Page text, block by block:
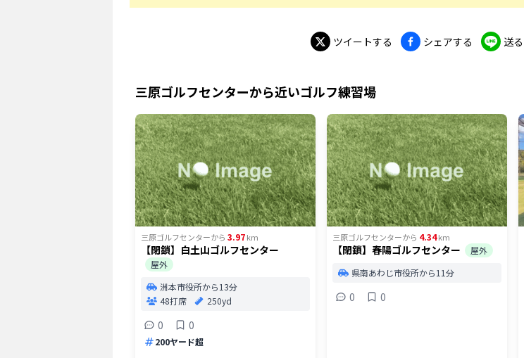
ツイートする シェアする 送る
三原ゴルフセンターから近いゴルフ練習場
三原ゴルフセンターから 3.97km
【閉鎖】白土山ゴルフセンター
屋外
洲本市役所から13分
48打席
250yd
0 0
200ヤード超
三原ゴルフセンターから 4.34km
【閉鎖】春陽ゴルフセンター
屋外
県南あわじ市役所から11分
0 0